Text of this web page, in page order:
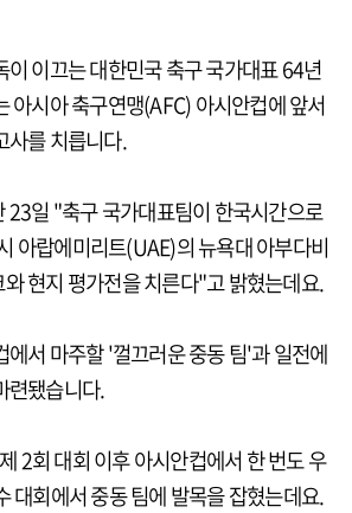
이 이끄는 대한민국 축구 국가대표 64년
아시아 축구연맹(AFC) 아시안컵에 앞서
사를 치릅니다.
23일 "축구 국가대표팀이 한국시간으로
아랍에미리트(UAE)의 뉴욕대 아부다비
현지 평가전을 치른다"고 밝혔는데요.
에서 마주할 '껄끄러운 중동 팀'과 일전에
련됐습니다.
2회 대회 이후 아시안컵에서 한 번도 우
대회에서 중동 팀에 발목을 잡혔는데요.